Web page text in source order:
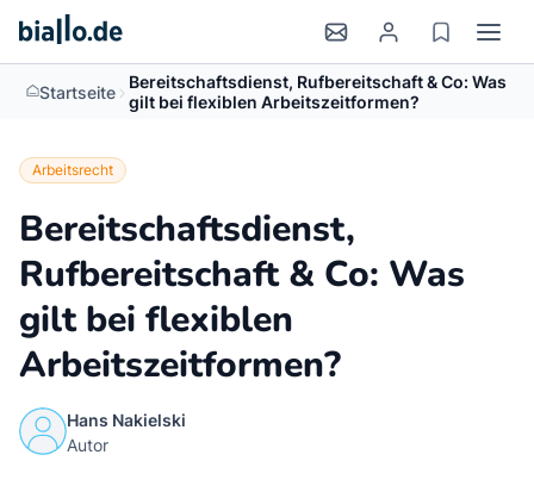
Startseite > Bereitschaftsdienst, Rufbereitschaft & Co: Was
gilt bei flexiblen Arbeitszeitformen?
Arbeitsrecht
Bereitschaftsdienst,
Rufbereitschaft & Co: Was
gilt bei flexiblen
Arbeitszeitformen?
Hans Nakielski
Autor